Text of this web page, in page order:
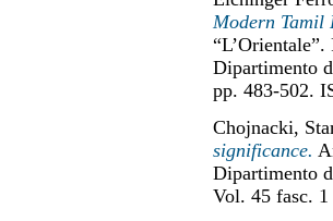
Modern Tamil
Dipartimento
pp. 483-502.
Chojnacki,
significance.
Dipartimento
Vol. 45 fasc.